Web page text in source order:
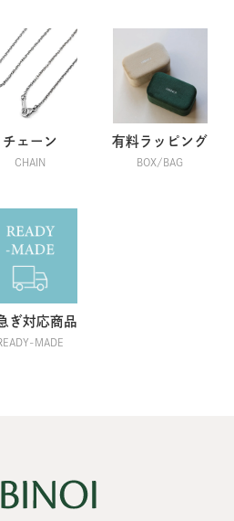
チェーン
CHAIN
有料ラッピング
BOX/BAG
ぎ対応商品
MADE